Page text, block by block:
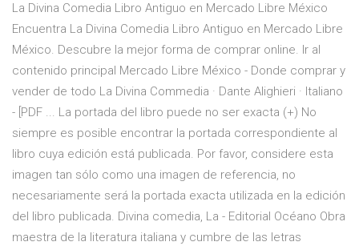
La Divina Comedia Libro Antiguo en Mercado Libre México
Encuentra La Divina Comedia Libro Antiguo en Mercado Libre
México. Descubre la mejor forma de comprar online. Ir al
contenido principal Mercado Libre México - Donde comprar y
vender de todo La Divina Commedia · Dante Alighieri · Italiano
- [PDF ... La portada del libro puede no ser exacta (+) No
siempre es posible encontrar la portada correspondiente al
libro cuya edición está publicada. Por favor, considere esta
imagen tan sólo como una imagen de referencia, no
necesariamente será la portada exacta utilizada en la edición
del libro publicada. Divina comedia, La - Editorial Océano Obra
maestra de la literatura italiana y cumbre de las letras